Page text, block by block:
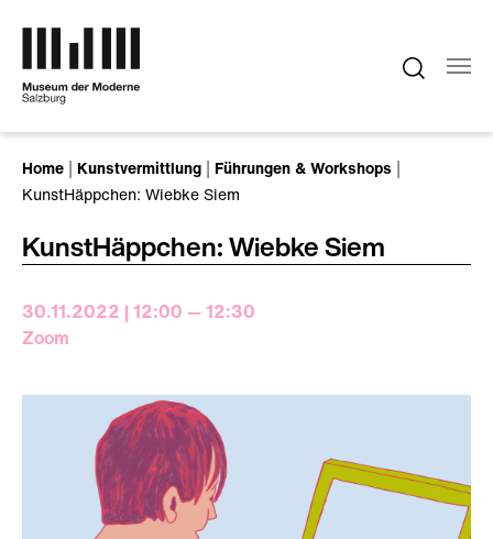
Home Kunstvermittlung
Führungen & Workshops
KunstHäppchen: Wiebke Siem
KunstHäppchen: Wiebke Siem
30.11.2022 | 12:00 — 12:30
Zoom